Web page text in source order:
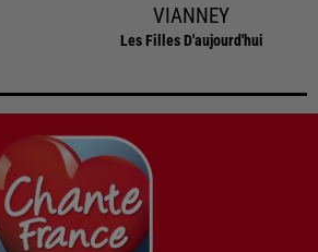
VIANNEY
Les Filles D'aujourd'hui